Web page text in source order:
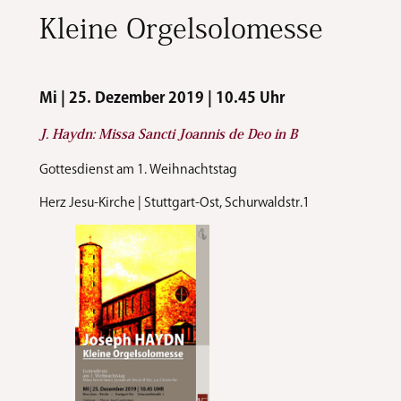
Kleine Orgelsolomesse
Mi | 25. Dezember 2019 | 10.45 Uhr
J. Haydn: Missa Sancti Joannis de Deo in B
Gottesdienst am 1. Weihnachtstag
Herz Jesu-Kirche | Stuttgart-Ost, Schurwaldstr.1